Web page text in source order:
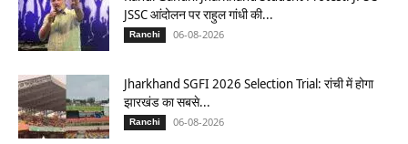
JSSC आंदोलन पर राहुल गांधी की...
Ranchi 06-08-2026
Jharkhand SGFI 2026 Selection Trial: रांची में होगा
झारखंड का सबसे...
Ranchi 06-08-2026